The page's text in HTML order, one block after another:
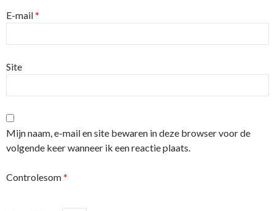
E-mail*
Site
Mijn naam, e-mail en site bewaren in deze browser voor de
volgende keer wanneer ik een reactie plaats.
Controlesom*